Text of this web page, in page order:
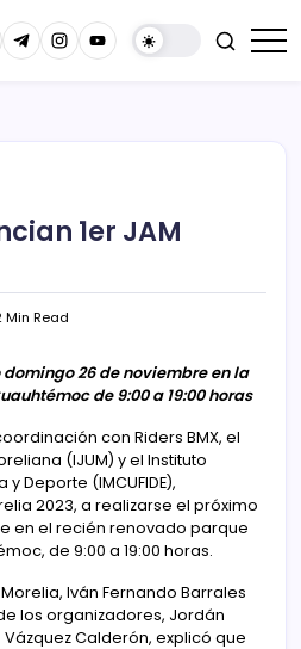
1er JAM
Min Read
26 de noviembre en la
de 9:00 a 19:00 horas
con Riders BMX, el
(IJUM) y el Instituto
Deporte (IMCUFIDE),
2023, a realizarse el próximo
en el recién renovado parque
de 9:00 a 19:00 horas.
Iván Fernando Barrales
los organizadores, Jordán
Calderón, explicó que